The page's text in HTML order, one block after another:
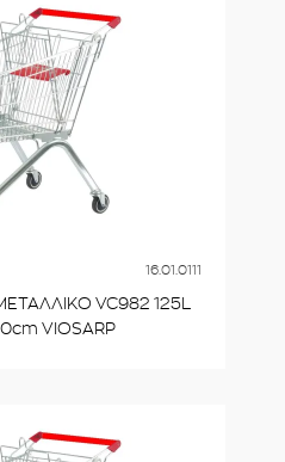
16.01.0111
VC982 125L
VIOSARP